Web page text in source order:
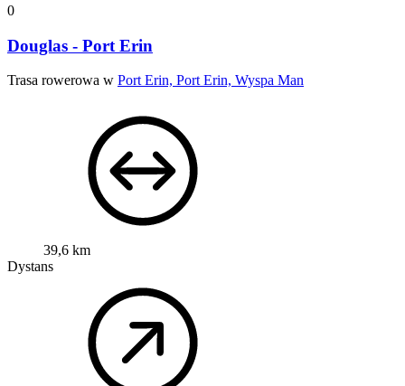
0
Douglas - Port Erin
Trasa rowerowa w Port Erin, Port Erin, Wyspa Man
39,6 km
Dystans